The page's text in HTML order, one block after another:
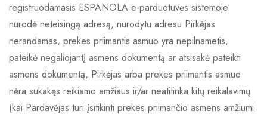
registruodamasis ESPANOLA e-parduotuvės sistemoje
nurodė neteisingą adresą, nurodytu adresu Pirkėjas
nerandamas, prekes priimantis asmuo yra nepilnametis,
pateikė negaliojantį asmens dokumentą ar atsisakė pateikti
asmens dokumentą, Pirkėjas arba prekes priimantis asmuo
nėra sukakęs reikiamo amžiaus ir/ar neatitinka kitų reikalavimų
(kai Pardavėjas turi įsitikinti prekes priimančio asmens amžiumi